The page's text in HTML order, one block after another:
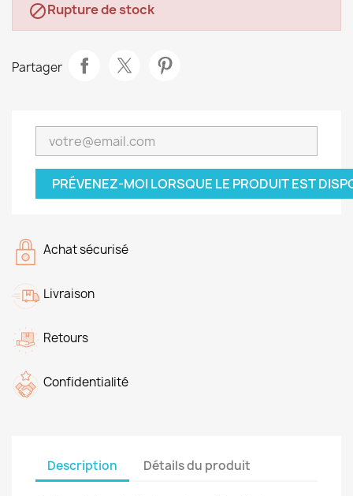
Rupture de stock
Partager
PRÉVENEZ-MOI LORSQUE LE PRODUIT EST
Achat sécurisé
Livraison
Retours
Confidentialité
Description Détails du produit